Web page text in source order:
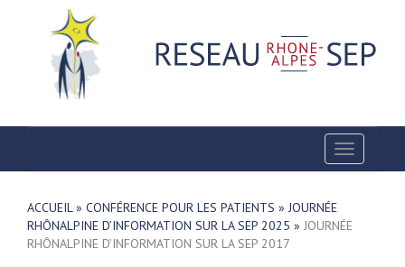
Toggle
ACCUEIL» CONFÉRENCE POUR LES PATIENTS » JOURNÉE
RHÔNALPINE D’INFORMATION SUR LA SEP 2025 » JOURNÉE
RHÔNALPINE D’INFORMATION SUR LA SEP 2017